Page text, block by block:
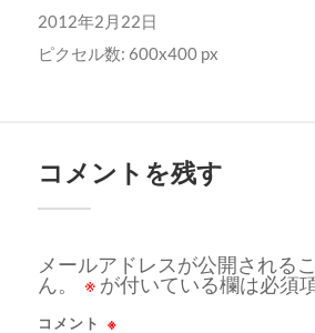
2012年2月22日
ピクセル数: 600x400 px
コメントを残す
メールアドレスが公開される
ん。
※ が付いている欄は必須
コメント ※